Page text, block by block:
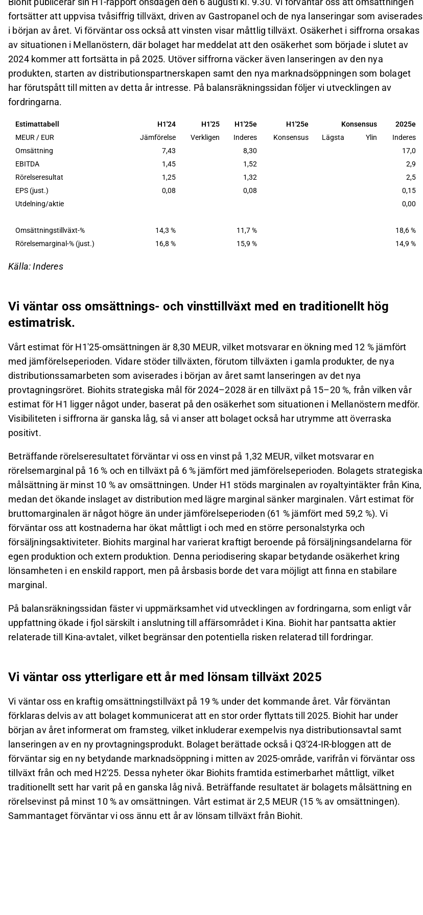
fortsätter att uppvisa tvåsiffrig tillväxt, driven av Gastropanel och de nya lanseringar som aviserades
i början av året. Vi förväntar oss också att vinsten visar måttlig tillväxt. Osäkerhet i siffrorna orsakas
av situationen i Mellanöstern, där bolaget har meddelat att den osäkerhet som började i slutet av
2024 kommer att fortsätta in på 2025. Utöver siffrorna väcker även lanseringen av den nya
produkten, starten av distributionspartnerskapen samt den nya marknadsöppningen som bolaget
har förutspått till mitten av detta år intresse. På balansräkningssidan följer vi utvecklingen av
fordringarna.
Estimattabell H1'24 H1'25 H1'25e H1'25e Konsensus
2025e
MEUR / EUR
Jämförelse Verkligen Inderes Konsensus Lägsta Ylin
Inderes
Omsättning
7,43 8,30
17,0
EBITDA
1,45 1,52
2,9
Rörelseresultat
1,25 1,32
2,5
EPS (just.)
0,08 0,08
0,15
Utdelning/aktie
0,00
Omsättningstillväxt-% 14,3 % 11,7 %
18,6 %
Rörelsemarginal-% (just.)
16,8 % 15,9 % 14,9 %
Källa: Inderes
Vi väntar oss omsättnings- och vinsttillväxt med en traditionellt hög
estimatrisk.
Vårt estimat för H1'25-omsättningen är 8,30 MEUR, vilket motsvarar en ökning med 12 % jämfört
med jämförelseperioden. Vidare stöder tillväxten, förutom tillväxten i gamla produkter, de nya
distributionssamarbeten som aviserades i början av året samt lanseringen av det nya
provtagningsröret. Biohits strategiska mål för 2024–2028 är en tillväxt på 15–20 %, från vilken vår
estimat för H1 ligger något under, baserat på den osäkerhet som situationen i Mellanöstern medför.
Visibiliteten i siffrorna är ganska låg, så vi anser att bolaget också har utrymme att överraska
positivt.
Beträffande rörelseresultatet förväntar vi oss en vinst på 1,32 MEUR, vilket motsvarar en
rörelsemarginal på 16 % och en tillväxt på 6 % jämfört med jämförelseperioden. Bolagets strategiska
målsättning är minst 10 % av omsättningen. Under H1 stöds marginalen av royaltyintäkter från Kina,
medan det ökande inslaget av distribution med lägre marginal sänker marginalen. Vårt estimat för
bruttomarginalen är något högre än under jämförelseperioden (61 % jämfört med 59,2 %). Vi
förväntar oss att kostnaderna har ökat måttligt i och med en större personalstyrka och
försäljningsaktiviteter. Biohits marginal har varierat kraftigt beroende på försäljningsandelarna för
egen produktion och extern produktion. Denna periodisering skapar betydande osäkerhet kring
lönsamheten i en enskild rapport, men på årsbasis borde det vara möjligt att finna en stabilare
marginal.
På balansräkningssidan fäster vi uppmärksamhet vid utvecklingen av fordringarna, som enligt vår
uppfattning ökade i fjol särskilt i anslutning till affärsområdet i Kina. Biohit har pantsatta aktier
relaterade till Kina-avtalet, vilket begränsar den potentiella risken relaterad till fordringar.
Vi väntar oss ytterligare ett år med lönsam tillväxt 2025
Vi väntar oss en kraftig omsättningstillväxt på 19 % under det kommande året. Vår förväntan
förklaras delvis av att bolaget kommunicerat att en stor order flyttats till 2025. Biohit har under
början av året informerat om framsteg, vilket inkluderar exempelvis nya distributionsavtal samt
lanseringen av en ny provtagningsprodukt. Bolaget berättade också i Q3'24-IR-bloggen att de
förväntar sig en ny betydande marknadsöppning i mitten av 2025-område, varifrån vi förväntar oss
tillväxt från och med H2'25. Dessa nyheter ökar Biohits framtida estimerbarhet måttligt, vilket
traditionellt sett har varit på en ganska låg nivå. Beträffande resultatet är bolagets målsättning en
rörelsevinst på minst 10 % av omsättningen. Vårt estimat är 2,5 MEUR (15 % av omsättningen).
Sammantaget förväntar vi oss ännu ett år av lönsam tillväxt från Biohit.